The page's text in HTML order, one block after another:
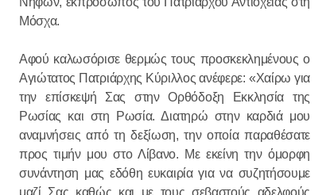
Μόσχα.
Αφού καλωσόρισε θερμώς τους προσκεκλημένους ο
Αγιώτατος Πατριάρχης Κύριλλος ανέφερε: «Χαίρω για
την επίσκεψή Σας στην Ορθόδοξη Εκκλησία της
Ρωσίας και στη Ρωσία. Διατηρώ στην καρδιά μου
αναμνήσεις από τη δεξίωση, την οποία παραθέσατε
προς τιμήν μου στο Λίβανο. Με εκείνη την όμορφη
συνάντηση μας εδόθη ευκαιρία για να συζητήσουμε
μαζί Σας καθώς και με τους σεβαστούς αδελφούς